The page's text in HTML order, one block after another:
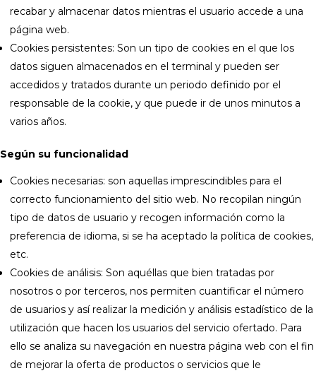
recabar y almacenar datos mientras el usuario accede a una
página web.
Cookies persistentes: Son un tipo de cookies en el que los
datos siguen almacenados en el terminal y pueden ser
accedidos y tratados durante un periodo definido por el
responsable de la cookie, y que puede ir de unos minutos a
varios años.
Según su funcionalidad
Cookies necesarias: son aquellas imprescindibles para el
correcto funcionamiento del sitio web. No recopilan ningún
tipo de datos de usuario y recogen información como la
preferencia de idioma, si se ha aceptado la política de cookies,
etc.
Cookies de análisis: Son aquéllas que bien tratadas por
nosotros o por terceros, nos permiten cuantificar el número
de usuarios y así realizar la medición y análisis estadístico de la
utilización que hacen los usuarios del servicio ofertado. Para
ello se analiza su navegación en nuestra página web con el fin
de mejorar la oferta de productos o servicios que le